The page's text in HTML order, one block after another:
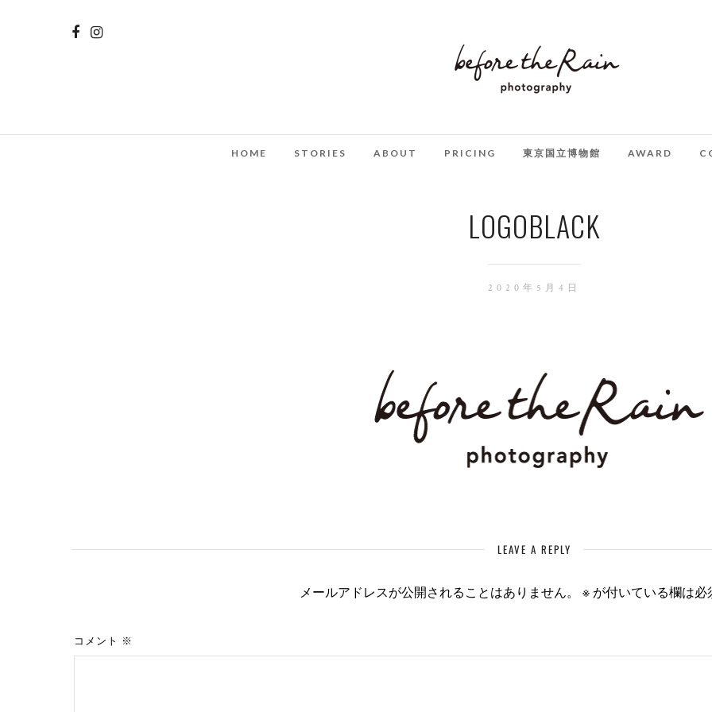
HOME STORIES ABOUT PRICING 東京国立博物館 AWARD
LOGOBLACK
2020年5月4日
LEAVE A REPLY
メールアドレスが公開されることはありません。 ※が付いている欄は必
コメント ※